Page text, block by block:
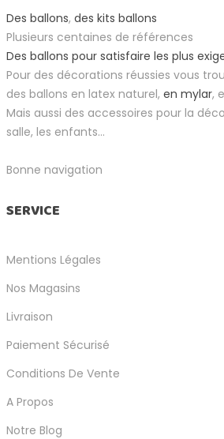
Des ballons, des kits ballons
Plusieurs centaines de références
Des ballons pour satisfaire les plus
Pour des décorations réussies vous
des ballons en latex naturel, en mylar,
Mais aussi des accessoires pour la
salle, les enfants...
Bonne navigation
SERVICE
Mentions Légales
Nos Magasins
Livraison
Paiement Sécurisé
Conditions De Vente
A Propos
Notre Blog